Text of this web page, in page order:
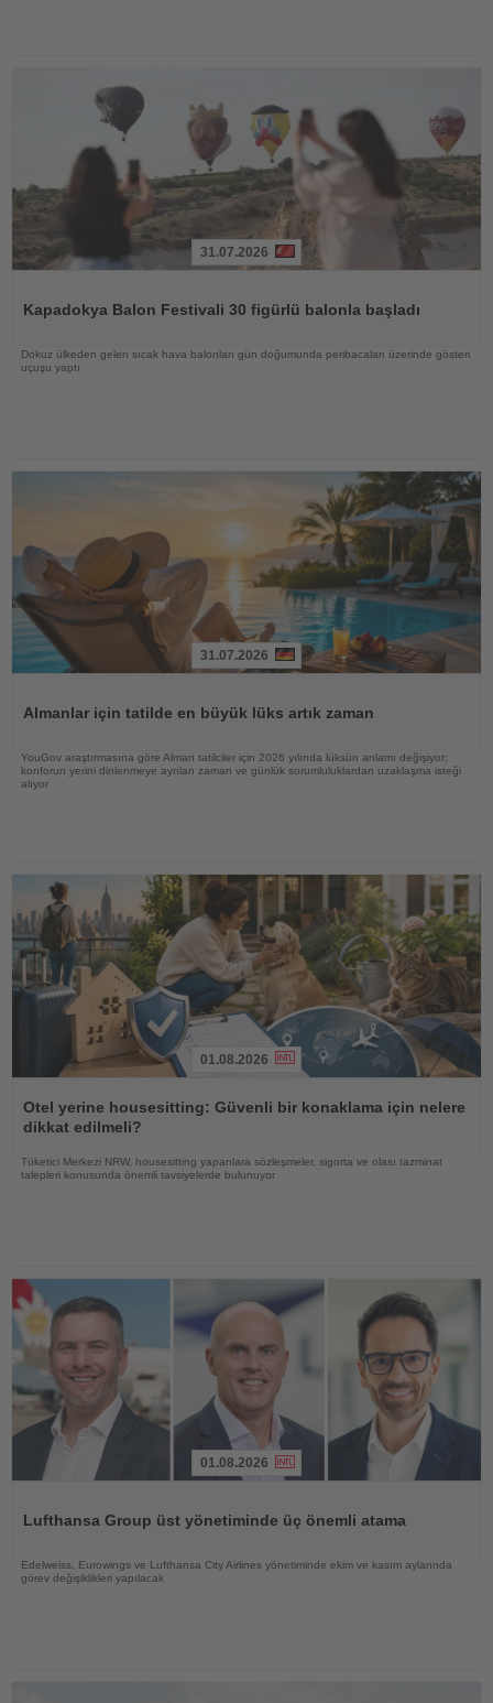
31.07.2026
Kapadokya Balon Festivali 30 figürlü balonla başladı
Dokuz ülkeden gelen sıcak hava balonları gün doğumunda peribacaları üzerinde gösteri
uçuşu yaptı
31.07.2026
Almanlar için tatilde en büyük lüks artık zaman
YouGov araştırmasına göre Alman tatilciler için 2026 yılında lüksün anlamı değişiyor;
konforun yerini dinlenmeye ayrılan zaman ve günlük sorumluluklardan uzaklaşma isteği
alıyor
Oku
01.08.2026
Otel yerine housesitting: Güvenli bir konaklama için nelere
dikkat edilmeli?
Tüketici Merkezi NRW, housesitting yapanlara sözleşmeler, sigorta ve olası tazminat
talepleri konusunda önemli tavsiyelerde bulunuyor
01.08.2026
Lufthansa Group üst yönetiminde üç önemli atama
Edelweiss, Eurowings ve Lufthansa City Airlines yönetiminde ekim ve kasım aylarında
görev değişiklikleri yapılacak